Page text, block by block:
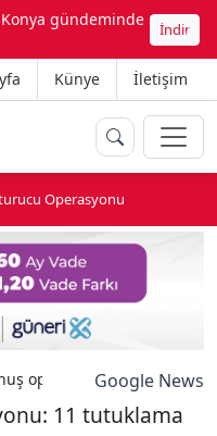
gündeminde
İndir
Künye İletişim
Operasyonu
operasyonu: 11 tutuklama
Google News
11 tutuklama